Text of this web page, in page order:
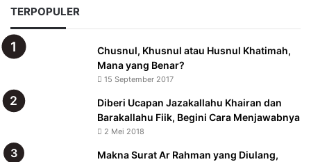
TERPOPULER
Chusnul, Khusnul atau Husnul Khatimah,
Mana yang Benar?
15 September 2017
Diberi Ucapan Jazakallahu Khairan dan
Barakallahu Fiik, Begini Cara Menjawabnya
2 Mei 2018
Makna Surat Ar Rahman yang Diulang,